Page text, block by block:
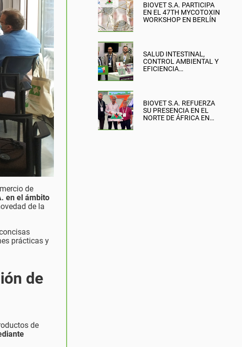
de
en el ámbito
de la
prácticas y
de
de
BIOVET S.A. PARTICIPA
EN EL 47TH MYCOTOXIN
WORKSHOP EN BERLÍN
SALUD INTESTINAL,
CONTROL AMBIENTAL Y
EFICIENCIA
BIOVET S.A. REFUERZA
SU PRESENCIA EN EL
NORTE DE ÁFRICA EN